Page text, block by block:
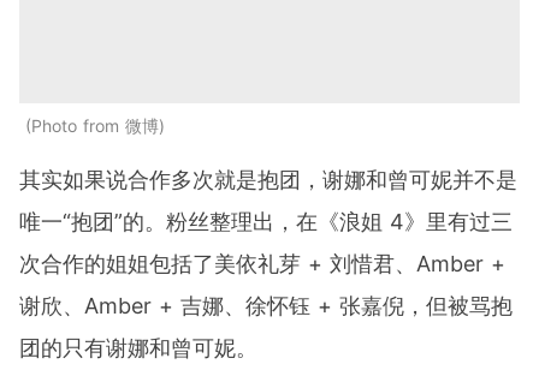
Photo from 微博
其实如果说合作多次就是抱团，谢娜和曾可妮并不是
唯一“抱团”的。粉丝整理出，在《浪姐 4》里有过三
次合作的姐姐包括了美依礼芽 + 刘惜君、Amber +
谢欣、Amber + 吉娜、徐怀钰 + 张嘉倪，但被骂抱
团的只有谢娜和曾可妮。